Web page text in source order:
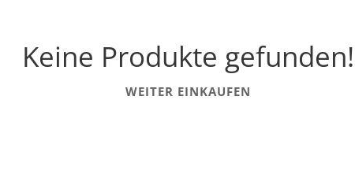
Keine Produkte gefunden!
WEITER EINKAUFEN